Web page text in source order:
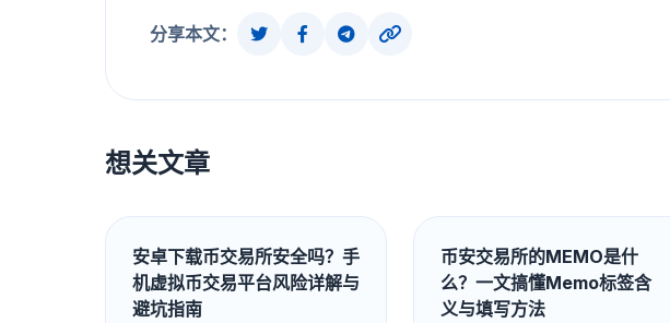
分享本文：
想关文章
安卓下载币交易所安全吗？手
机虚拟币交易平台风险详解与
避坑指南
币安交易所的MEMO是什
么？一文搞懂Memo标签含
义与填写方法